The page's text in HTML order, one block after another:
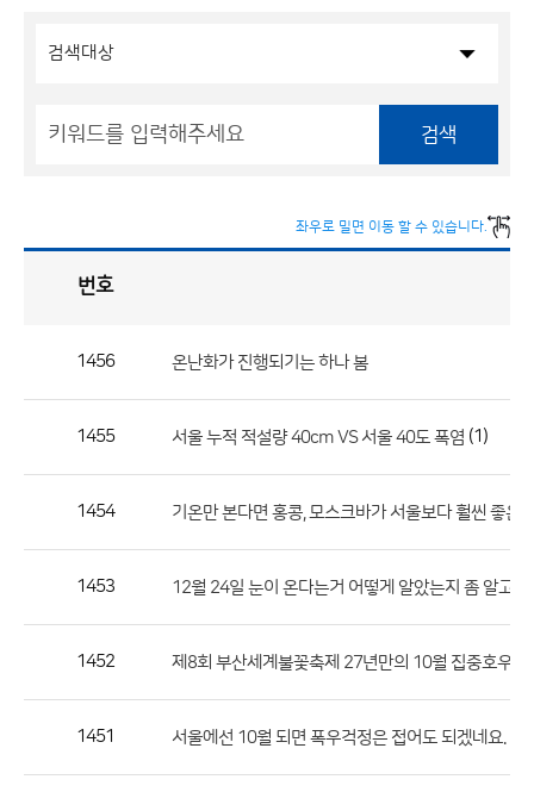
검색
좌우로 밀면 이동 할 수 있습니다.
론
호,
번호
1456 온난화가 진행되기는 하나 봄
1455 서울 누적 적설량 40cm VS 서울 40도 폭염 (1)
1454 기온만 본다면 홍콩, 모스크바가 서울보다 훨씬 좋은
1453 12월 24일 눈이 온다는거 어떻게 알았는지 좀 알고싶
1452 제8회 부산세계불꽃축제 27년만의 10월 집중호우로
1451 서울에선 10월 되면 폭우걱정은 접어도 되겠네요.